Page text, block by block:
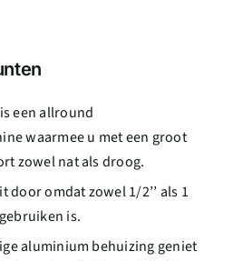
is een allround
waarmee u met een groot
zowel nat als droog.
door omdat zowel 1/2’’ als 1
is.
aluminium behuizing geniet